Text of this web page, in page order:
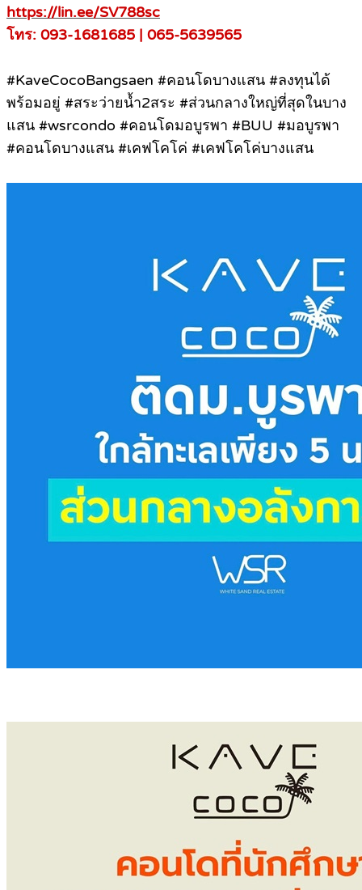
https://lin.ee/SV788sc
โทร: 093-1681685 | 065-5639565
#KaveCocoBangsaen #คอนโดบางแสน #ลงทุนได้
พร้อมอยู่ #สระว่ายน้ำ2สระ #ส่วนกลางใหญ่ที่สุดในบาง
แสน #wsrcondo #คอนโดมอบูรพา #BUU #มอบูรพา
#คอนโดบางแสน #เคฟโคโค่ #เคฟโคโค่บางแสน